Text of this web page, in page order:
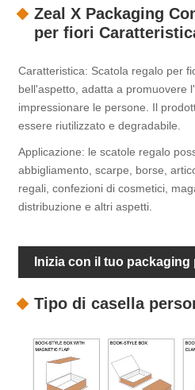
Zeal X Packaging
per fiori
Caratteristica: Scatola regalo per
bell'aspetto, adatta a promuovere
impressionare le persone. Il
essere riutilizzato e degradabile.
Applicazione: le scatole regalo
abbigliamento, scarpe, borse,
regali, confezioni di cosmetici,
distribuzione e altri aspetti.
Inizia con il tuo
Tipo di casella